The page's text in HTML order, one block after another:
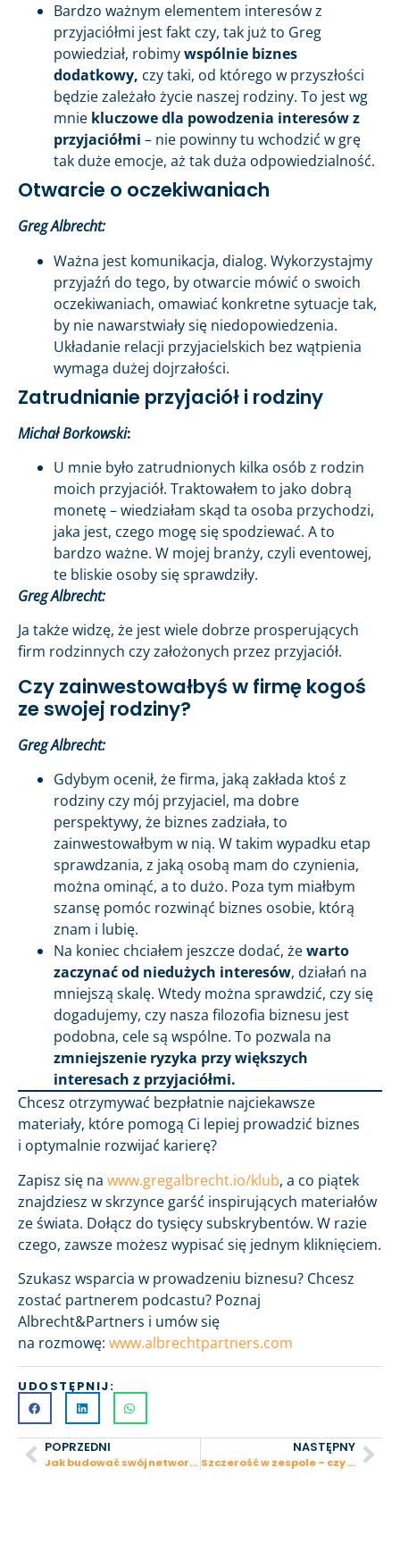
Bardzo ważnym elementem interesów z
przyjaciółmi jest fakt czy, tak już to Greg
powiedział, robimywspólnie biznes
dodatkowy, czy taki, od którego w przyszłości
będzie zależało życie naszej rodziny. To jest wg
mnie kluczowe dla powodzenia interesów z
przyjaciółmi – nie powinny tu wchodzić w grę
tak duże emocje, aż tak duża odpowiedzialność.
Otwarcie o oczekiwaniach
Greg Albrecht:
Ważna jest komunikacja, dialog. Wykorzystajmy
przyjaźń do tego, by otwarcie mówić o swoich
oczekiwaniach, omawiać konkretne sytuacje tak,
by nie nawarstwiały się niedopowiedzenia.
Układanie relacji przyjacielskich bez wątpienia
wymaga dużej dojrzałości.
Zatrudnianie przyjaciół i rodziny
Michał Borkowski:
U mnie było zatrudnionych kilka osób z rodzin
moich przyjaciół. Traktowałem to jako dobrą
monetę – wiedziałam skąd ta osoba przychodzi,
jaka jest, czego mogę się spodziewać. A to
bardzo ważne. W mojej branży, czyli eventowej,
te bliskie osoby się sprawdziły.
Greg Albrecht:
Ja także widzę, że jest wiele dobrze prosperujących
firm rodzinnych czy założonych przez przyjaciół.
Czy zainwestowałbyś w firmę kogoś
ze swojej rodziny?
Greg Albrecht:
Gdybym ocenił, że firma, jaką zakłada ktoś z
rodziny czy mój przyjaciel, ma dobre
perspektywy, że biznes zadziała, to
zainwestowałbym w nią. W takim wypadku etap
sprawdzania, z jaką osobą mam do czynienia,
można ominąć, a to dużo. Poza tym miałbym
szansę pomóc rozwinąć biznes osobie, którą
znam i lubię.
Na koniec chciałem jeszcze dodać, żewarto
zaczynać od niedużych interesów, działań na
mniejszą skalę. Wtedy można sprawdzić, czy się
dogadujemy, czy nasza filozofia biznesu jest
podobna, cele są wspólne. To pozwala na
zmniejszenie ryzyka przy większych
interesach z przyjaciółmi.
Chcesz otrzymywać bezpłatnie najciekawsze
materiały, które pomogą Ci lepiej prowadzić biznes
i optymalnie rozwijać karierę?
Zapisz się na www.gregalbrecht.io/klub, a co piątek
znajdziesz w skrzynce garść inspirujących materiałów
ze świata. Dołącz do tysięcy subskrybentów. W razie
czego, zawsze możesz wypisać się jednym kliknięciem.
Szukasz wsparcia w prowadzeniu biznesu? Chcesz
zostać partnerem podcastu? Poznaj
Albrecht&Partners i umów się
na rozmowę: www.albrechtpartners.com
UDOSTĘPNIJ:
POPRZEDNI
Jak budować swój network?
NASTĘPNY
Szczerość w zespole – czy się opłaca?